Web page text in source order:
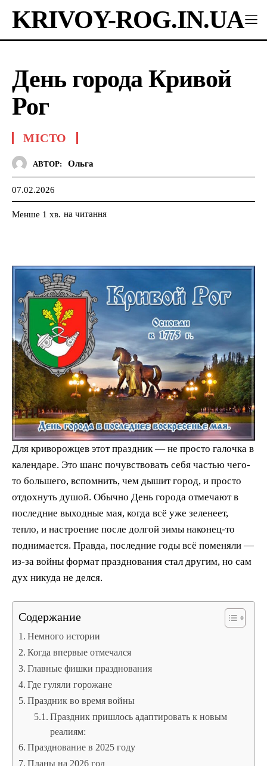
KRIVOY-ROG.IN.UA
День города Кривой
Рог
МІСТО
АВТОР: Ольга
07.02.2026
Менше 1 хв. на читання
Для криворожцев этот праздник — не просто галочка в
календаре. Это шанс почувствовать себя частью чего-
то большего, вспомнить, чем дышит город, и просто
отдохнуть душой. Обычно День города отмечают в
последние выходные мая, когда всё уже зеленеет,
тепло, и настроение после долгой зимы наконец-то
поднимается. Правда, последние годы всё поменяли —
из-за войны формат празднования стал другим, но сам
дух никуда не делся.
Содержание
Немного истории
Когда впервые отмечался
Главные фишки празднования
Где гуляли горожане
Праздник во время войны
Праздник пришлось адаптировать к новым
реалиям:
Празднование в 2025 году
Планы на 2026 год